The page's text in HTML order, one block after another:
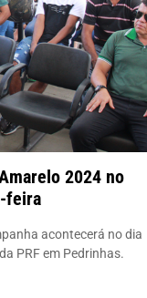
2024 no
feira
acontecerá no dia
PRF em Pedrinhas.